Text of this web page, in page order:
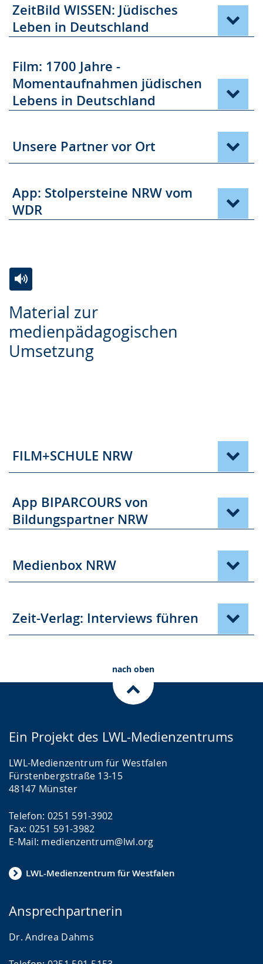
ZeitBild WISSEN: Jüdisches
Leben in Deutschland
Film: 1700 Jahre -
Momentaufnahmen jüdischen
Lebens in Deutschland
Unsere Partner vor Ort
App: Stolpersteine NRW vom
WDR
Material zur
medienpädagogischen
Umsetzung
Leichten
Sprache
wechseln.
Audio-
Unterstützung.
Video
in
Deutscher
FILM+SCHULE NRW
App BIPARCOURS von
Bildungspartner NRW
Medienbox NRW
Zeit-Verlag: Interviews führen
nach oben
Ein Projekt des LWL-Medienzentrums
LWL-Medienzentrum für Westfalen
Fürstenbergstraße 13-15
48147 Münster
Telefon: 0251 591-3902
Fax: 0251 591-3982
E-Mail: medienzentrum@lwl.org
LWL-Medienzentrum für Westfalen
Ansprechpartnerin
Dr. Andrea Dahms